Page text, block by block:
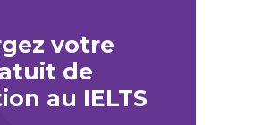
votre
de
au IELTS